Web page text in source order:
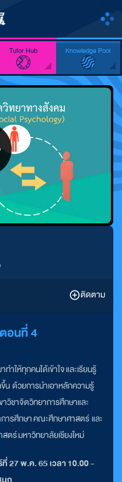
Tutor Hub Knowledge Pool
ติดตาม
อนที่ 4
ให้ทุกคนได้เข้าใจ และเรียนรู้
ขึ้น ด้วยการนำเอาหลักความรู้
วิชาจิตวิทยาการศึกษาและ
ารศึกษา คณะศึกษาศาสตร์ และ
ร์ มหาวิทยาลัยเชียงใหม่
27 พ.ค. 65 เวลา 10.00 -